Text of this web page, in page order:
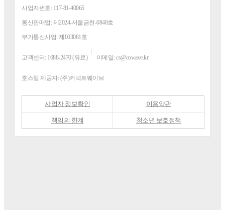
사업자번호: 117-81-40065
통신판매업: 제2024-서울금천-0848호
부가통신사업: 제003081호
고객센터: 1688-2470 (유료) 이메일: cs@cowave.kr
호스팅 제공자: (주)커넥트웨이브
사업자 정보확인 이용약관
책임의 한계 청소년 보호정책